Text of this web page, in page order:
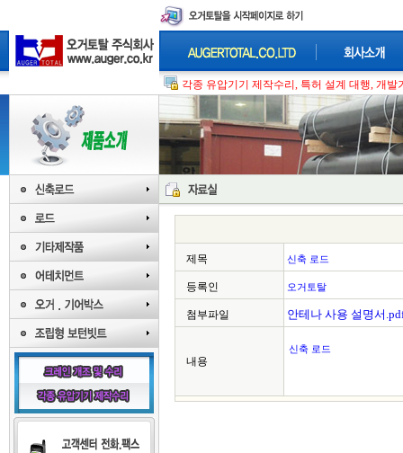
각종 유압기기 제작수리, 특허 설계 대행, 개
제목 신축 로드
등록인 오거토탈
첨부파일 안테나 사용 설명서
내용
신축 로드